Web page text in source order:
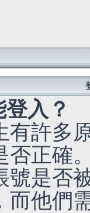
入？
有許多
否正確
號是否
而他們